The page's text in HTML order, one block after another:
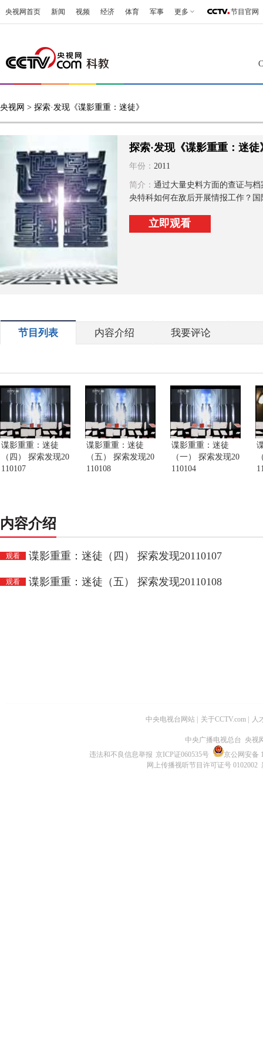
央视网首页 新闻 视频 经济 体育 军事 更多 节目官网
央视网 > 探索·发现《谍影重重：迷徒》
探索·发现《谍影重重：迷徒
年份： 2011
简介： 通过大量史料方面的查证与
央特科如何在敌后开展情报工作？
立即观看
节目列表 内容介绍 我要评论
谍影重重：迷徒
（四） 探索发现20
110107
谍影重重：迷徒
（五） 探索发现20
110108
谍影重重：迷徒
（一） 探索发现20
110104
内容介绍
观看 谍影重重：迷徒（四） 探索发现20110107
观看 谍影重重：迷徒（五） 探索发现20110108
中央电视台网站 关于CCTV.com 人
中央广播电视总台 央视
违法和不良信息举报 京ICP证060535号
京公网安备
网上传播视听节目许可证号 0102002